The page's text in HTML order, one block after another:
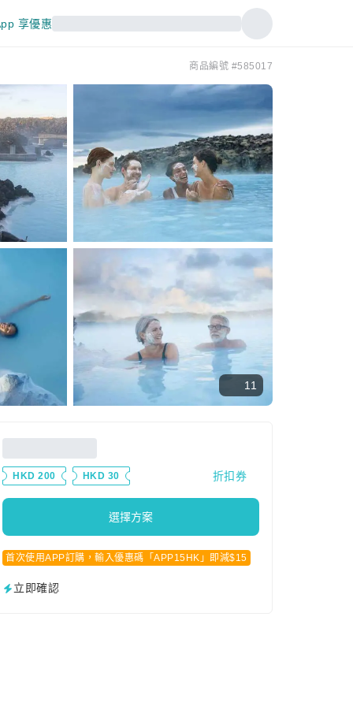
享優惠
商品編號 #585017
11
HKD 200 HKD 30 折扣券
選擇方案
首次使用APP訂購，輸入優惠碼「APP15HK」即減$15
立即確認